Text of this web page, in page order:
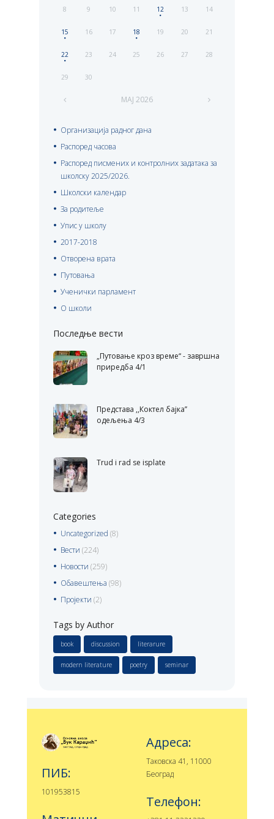
8 9 10 11 12 13 14
15 16 17 18 19 20 21
22 23 24 25 26 27 28
29 30
МАЈ 2026
Организација радног дана
Распоред часова
Распоред писмених и контролних задатака за
школску 2025/2026.
Школски календар
За родитеље
Упис у школу
2017-2018
Отворена врата
Путовања
Ученички парламент
О школи
Последње вести
„Путовање кроз време“ - завршна
приредба 4/1
Представа ,,Коктел бајка’’
одељења 4/3
Trud i rad se isplate
Categories
Uncategorized (8)
Вести (224)
Новости (259)
Обавештења (98)
Пројекти (2)
Tags by Author
book discussion literarure
modern literature poetry seminar
ПИБ:
101953815
Адреса:
Таковска 41, 11000
Београд
Телефон: